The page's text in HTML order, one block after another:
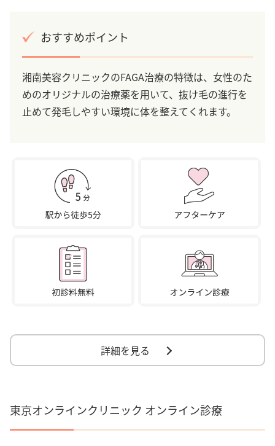
おすすめポイント
湘南美容クリニックのFAGA治療の特徴は、女性のた
めのオリジナルの治療薬を用いて、抜け毛の進行を
止めて発毛しやすい環境に体を整えてくれます。
詳細を見る
東京オンラインクリニック オンライン診療